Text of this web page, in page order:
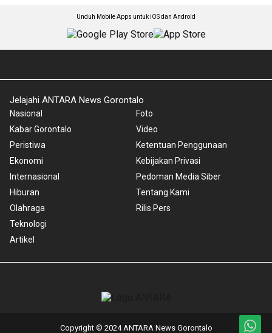
Unduh Mobile Apps untuk iOS dan Android
Jelajahi ANTARA News Gorontalo
Nasional
Kabar Gorontalo
Peristiwa
Ekonomi
Internasional
Hiburan
Olahraga
Teknologi
Artikel
Foto
Video
Ketentuan Penggunaan
Kebijakan Privasi
Pedoman Media Siber
Tentang Kami
Rilis Pers
Copyright © 2024 ANTARA News Gorontalo